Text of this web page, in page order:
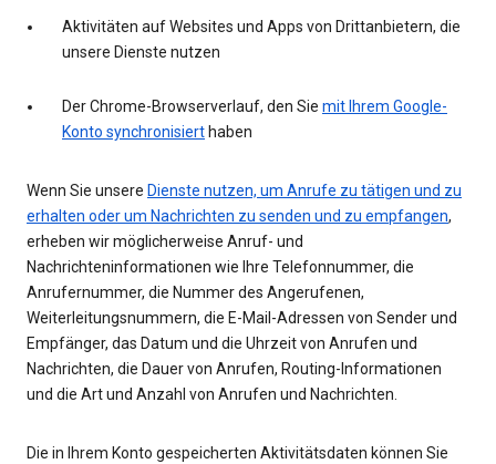
Aktivitäten auf Websites und Apps von Drittanbietern, die
unsere Dienste nutzen
Der Chrome-Browserverlauf, den Sie mit Ihrem Google-
Konto synchronisiert haben
Wenn Sie unsere Dienste nutzen, um Anrufe zu tätigen und zu
erhalten oder um Nachrichten zu senden und zu empfangen,
erheben wir möglicherweise Anruf- und
Nachrichteninformationen wie Ihre Telefonnummer, die
Anrufernummer, die Nummer des Angerufenen,
Weiterleitungsnummern, die E-Mail-Adressen von Sender und
Empfänger, das Datum und die Uhrzeit von Anrufen und
Nachrichten, die Dauer von Anrufen, Routing-Informationen
und die Art und Anzahl von Anrufen und Nachrichten.
Die in Ihrem Konto gespeicherten Aktivitätsdaten können Sie